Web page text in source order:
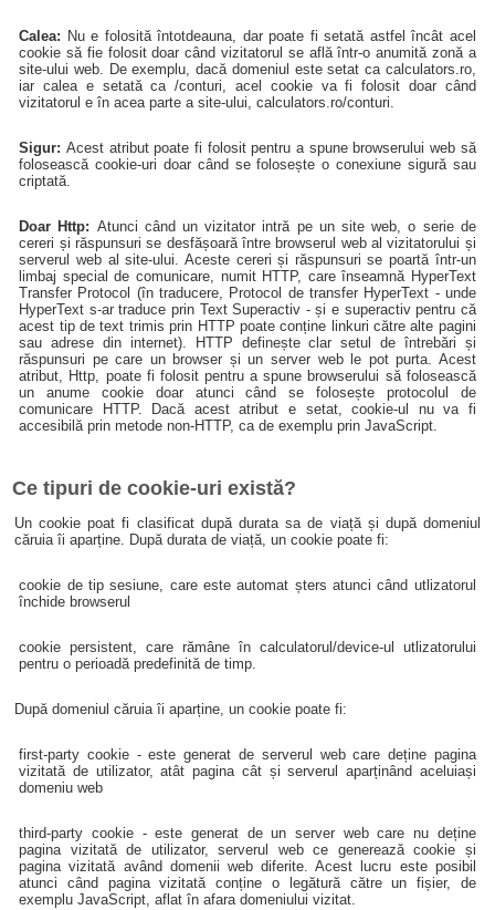
Calea: Nu e folosită întotdeauna, dar poate fi setată astfel încât acel
cookie să fie folosit doar când vizitatorul se află într-o anumită zonă a
site-ului web. De exemplu, dacă domeniul este setat ca calculators.ro,
iar calea e setată ca /conturi, acel cookie va fi folosit doar când
vizitatorul e în acea parte a site-ului, calculators.ro/conturi.
Sigur: Acest atribut poate fi folosit pentru a spune browserului web să
folosească cookie-uri doar când se folosește o conexiune sigură sau
criptată.
Doar Http: Atunci când un vizitator intră pe un site web, o serie de
cereri și răspunsuri se desfășoară între browserul web al vizitatorului și
serverul web al site-ului. Aceste cereri și răspunsuri se poartă într-un
limbaj special de comunicare, numit HTTP, care înseamnă HyperText
Transfer Protocol (în traducere, Protocol de transfer HyperText - unde
HyperText s-ar traduce prin Text Superactiv - și e superactiv pentru că
acest tip de text trimis prin HTTP poate conține linkuri către alte pagini
sau adrese din internet). HTTP definește clar setul de întrebări și
răspunsuri pe care un browser și un server web le pot purta. Acest
atribut, Http, poate fi folosit pentru a spune browserului să folosească
un anume cookie doar atunci când se folosește protocolul de
comunicare HTTP. Dacă acest atribut e setat, cookie-ul nu va fi
accesibilă prin metode non-HTTP, ca de exemplu prin JavaScript.
Ce tipuri de cookie-uri există?
Un cookie poat fi clasificat după durata sa de viață și după domeniul
căruia îi aparține. După durata de viață, un cookie poate fi:
cookie de tip sesiune, care este automat șters atunci când utlizatorul
închide browserul
cookie persistent, care rămâne în calculatorul/device-ul utlizatorului
pentru o perioadă predefinită de timp.
După domeniul căruia îi aparține, un cookie poate fi:
first-party cookie - este generat de serverul web care deține pagina
vizitată de utilizator, atât pagina cât și serverul aparținând aceluiași
domeniu web
third-party cookie - este generat de un server web care nu deține
pagina vizitată de utilizator, serverul web ce generează cookie și
pagina vizitată având domenii web diferite. Acest lucru este posibil
atunci când pagina vizitată conține o legătură către un fișier, de
exemplu JavaScript, aflat în afara domeniului vizitat.